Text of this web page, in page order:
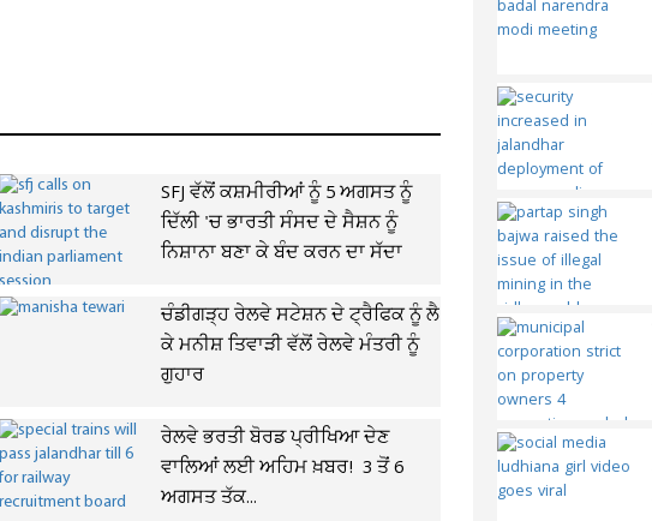
SFJ ਵੱਲੋਂ ਕਸ਼ਮੀਰੀਆਂ ਨੂੰ 5 ਅਗਸਤ ਨੂੰ
ਦਿੱਲੀ 'ਚ ਭਾਰਤੀ ਸੰਸਦ ਦੇ ਸੈਸ਼ਨ ਨੂੰ
ਨਿਸ਼ਾਨਾ ਬਣਾ ਕੇ ਬੰਦ ਕਰਨ ਦਾ ਸੱਦਾ
ਚੰਡੀਗੜ੍ਹ ਰੇਲਵੇ ਸਟੇਸ਼ਨ ਦੇ ਟ੍ਰੈਫਿਕ ਨੂੰ ਲੈ
ਕੇ ਮਨੀਸ਼ ਤਿਵਾੜੀ ਵੱਲੋਂ ਰੇਲਵੇ ਮੰਤਰੀ ਨੂੰ
ਗੁਹਾਰ
ਰੇਲਵੇ ਭਰਤੀ ਬੋਰਡ ਪ੍ਰੀਖਿਆ ਦੇਣ
ਵਾਲਿਆਂ ਲਈ ਅਹਿਮ ਖ਼ਬਰ! 3 ਤੋਂ 6
ਅਗਸਤ ਤੱਕ...